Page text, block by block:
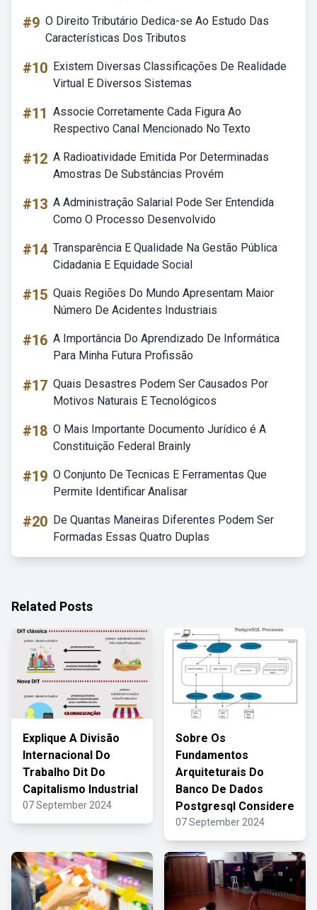
#9 O Direito Tributário Dedica-se Ao Estudo Das
Características Dos Tributos
#10 Existem Diversas Classificações De Realidade
Virtual E Diversos Sistemas
#11 Associe Corretamente Cada Figura Ao
Respectivo Canal Mencionado No Texto
#12 A Radioatividade Emitida Por Determinadas
Amostras De Substâncias Provém
#13 A Administração Salarial Pode Ser Entendida
Como O Processo Desenvolvido
#14 Transparência E Qualidade Na Gestão Pública
Cidadania E Equidade Social
#15 Quais Regiões Do Mundo Apresentam Maior
Número De Acidentes Industriais
#16 A Importância Do Aprendizado De Informática
Para Minha Futura Profissão
#17 Quais Desastres Podem Ser Causados Por
Motivos Naturais E Tecnológicos
#18 O Mais Importante Documento Jurídico é A
Constituição Federal Brainly
#19 O Conjunto De Tecnicas E Ferramentas Que
Permite Identificar Analisar
#20 De Quantas Maneiras Diferentes Podem Ser
Formadas Essas Quatro Duplas
Related Posts
Explique A Divisão
Internacional Do
Trabalho Dit Do
Capitalismo Industrial
07 September 2024
Sobre Os
Fundamentos
Arquiteturais Do
Banco De Dados
Postgresql Considere
07 September 2024